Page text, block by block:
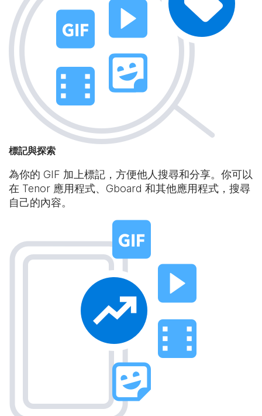
標記與探索
為你的 GIF 加上標記，方便他人搜尋和分享。你可以
在 Tenor 應用程式、Gboard 和其他應用程式，搜尋
自己的內容。